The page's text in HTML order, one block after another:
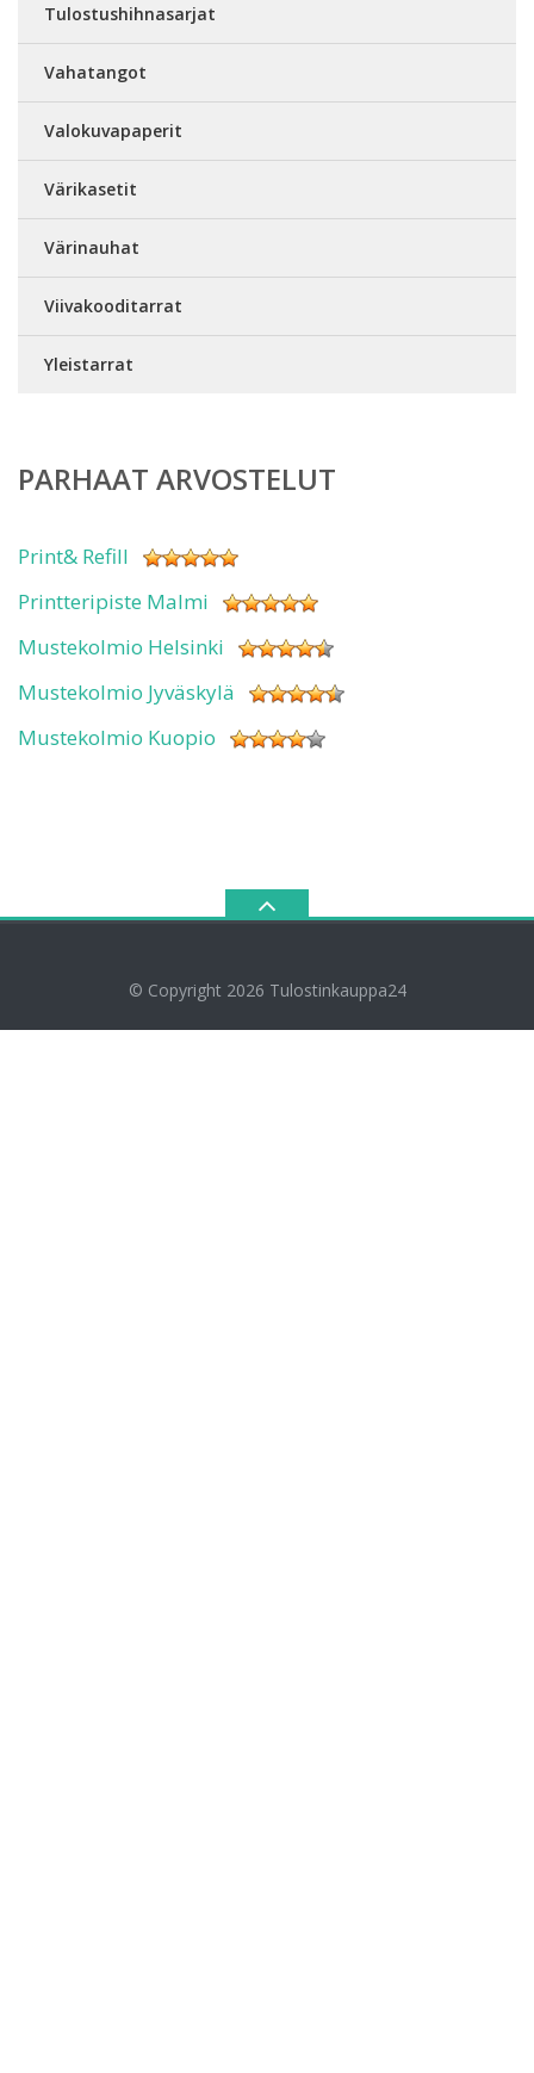
Tulostushihnasarjat
Vahatangot
Valokuvapaperit
Värikasetit
Värinauhat
Viivakooditarrat
Yleistarrat
PARHAAT ARVOSTELUT
Print& Refill
Printteripiste Malmi
Mustekolmio Helsinki
Mustekolmio Jyväskylä
Mustekolmio Kuopio
© Copyright 2026 Tulostinkauppa24